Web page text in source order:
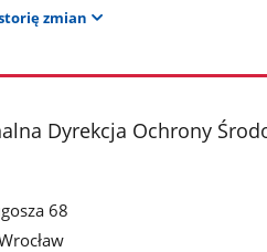
zmian
Dyrekcja Ochrony
68